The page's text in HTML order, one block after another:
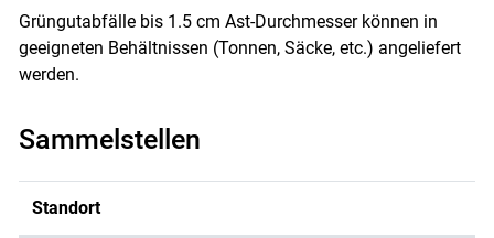
Grüngutabfälle bis 1.5 cm Ast-Durchmesser können in
geeigneten Behältnissen (Tonnen, Säcke, etc.) angeliefert
werden.
Sammelstellen
Standort